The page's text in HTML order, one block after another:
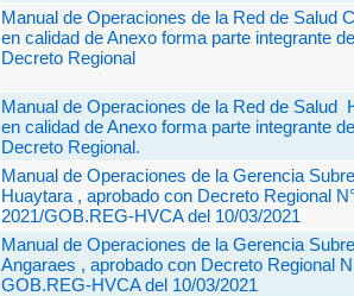
Manual de Operaciones de la Red de Salud
en calidad de Anexo forma parte integrante
Decreto Regional
Manual de Operaciones de la Red de Salud
en calidad de Anexo forma parte integrante
Decreto Regional.
Manual de Operaciones de la Gerencia
Huaytara , aprobado con Decreto Regional
2021/GOB.REG-HVCA del 10/03/2021
Manual de Operaciones de la Gerencia
Angaraes , aprobado con Decreto Regional
GOB.REG-HVCA del 10/03/2021